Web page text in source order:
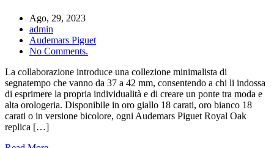
Ago, 29, 2023
admin
Audemars Piguet
No Comments.
La collaborazione introduce una collezione minimalista di
segnatempo che vanno da 37 a 42 mm, consentendo a chi li indossa
di esprimere la propria individualità e di creare un ponte tra moda e
alta orologeria. Disponibile in oro giallo 18 carati, oro bianco 18
carati o in versione bicolore, ogni Audemars Piguet Royal Oak
replica […]